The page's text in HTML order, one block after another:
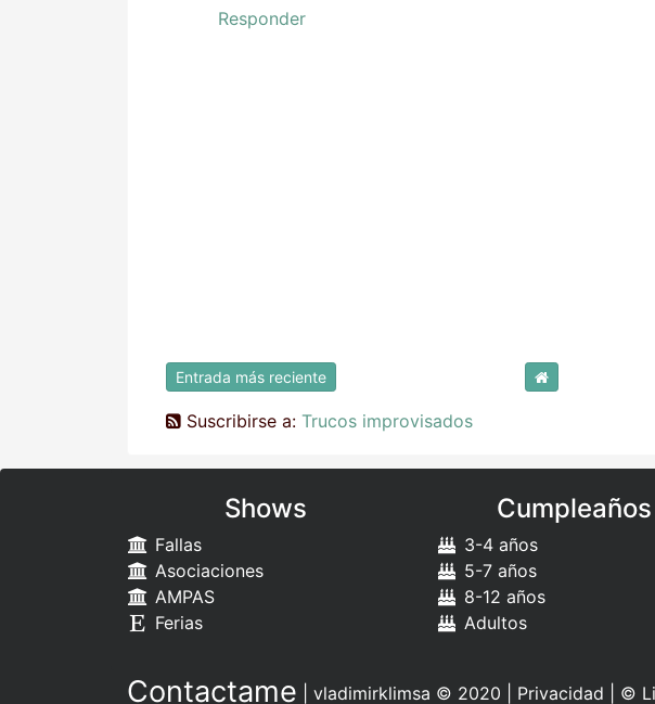
Responder
Entrada más reciente
Suscribirse a: Trucos improvisados
Shows
Fallas
Asociaciones
AMPAS
Ferias
Cumpleaños
3-4 años
5-7 años
8-12 años
Adultos
Contactame vladimirklimsa © 2020 | Privacidad ©